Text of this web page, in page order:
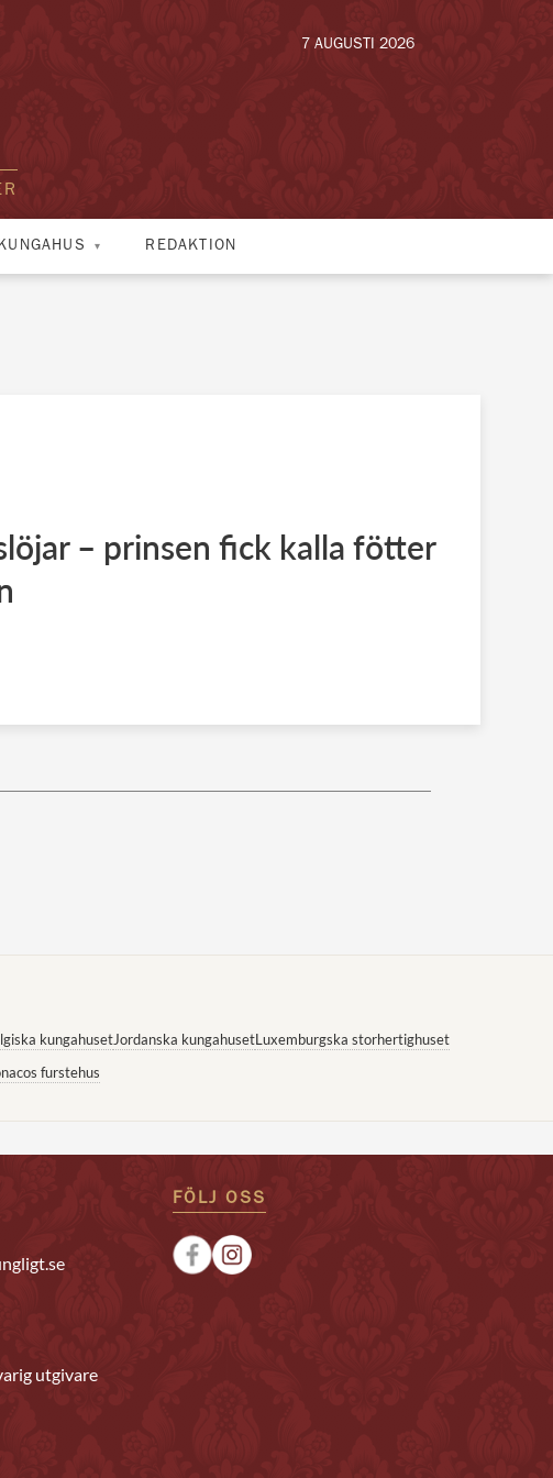
7 AUGUSTI 2026
REDAKTION
– prinsen fick kalla fötter
kungahusetJordanska kungahusetLuxemburgska storhertighuset
furstehus
utgivare
FÖLJ OSS